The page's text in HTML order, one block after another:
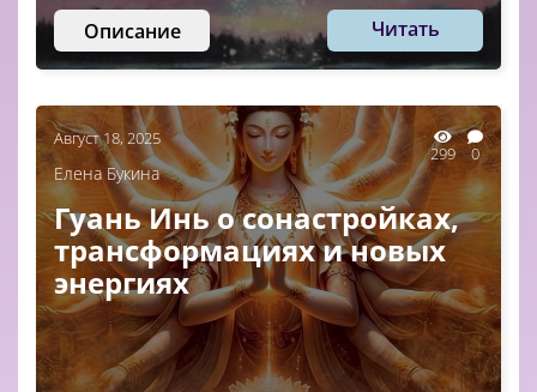
Описание Читать
Август 18, 2025
299 0
Елена Букина
Гуань Инь о сонастройках,
трансформациях и новых
энергиях